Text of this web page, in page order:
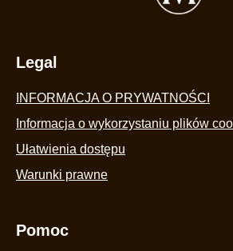
Legal
INFORMACJA O PRYWATNOŚCI
Ustawienia plików cookie
Informacja o wykorzystaniu plików
Ułatwienia dostępu